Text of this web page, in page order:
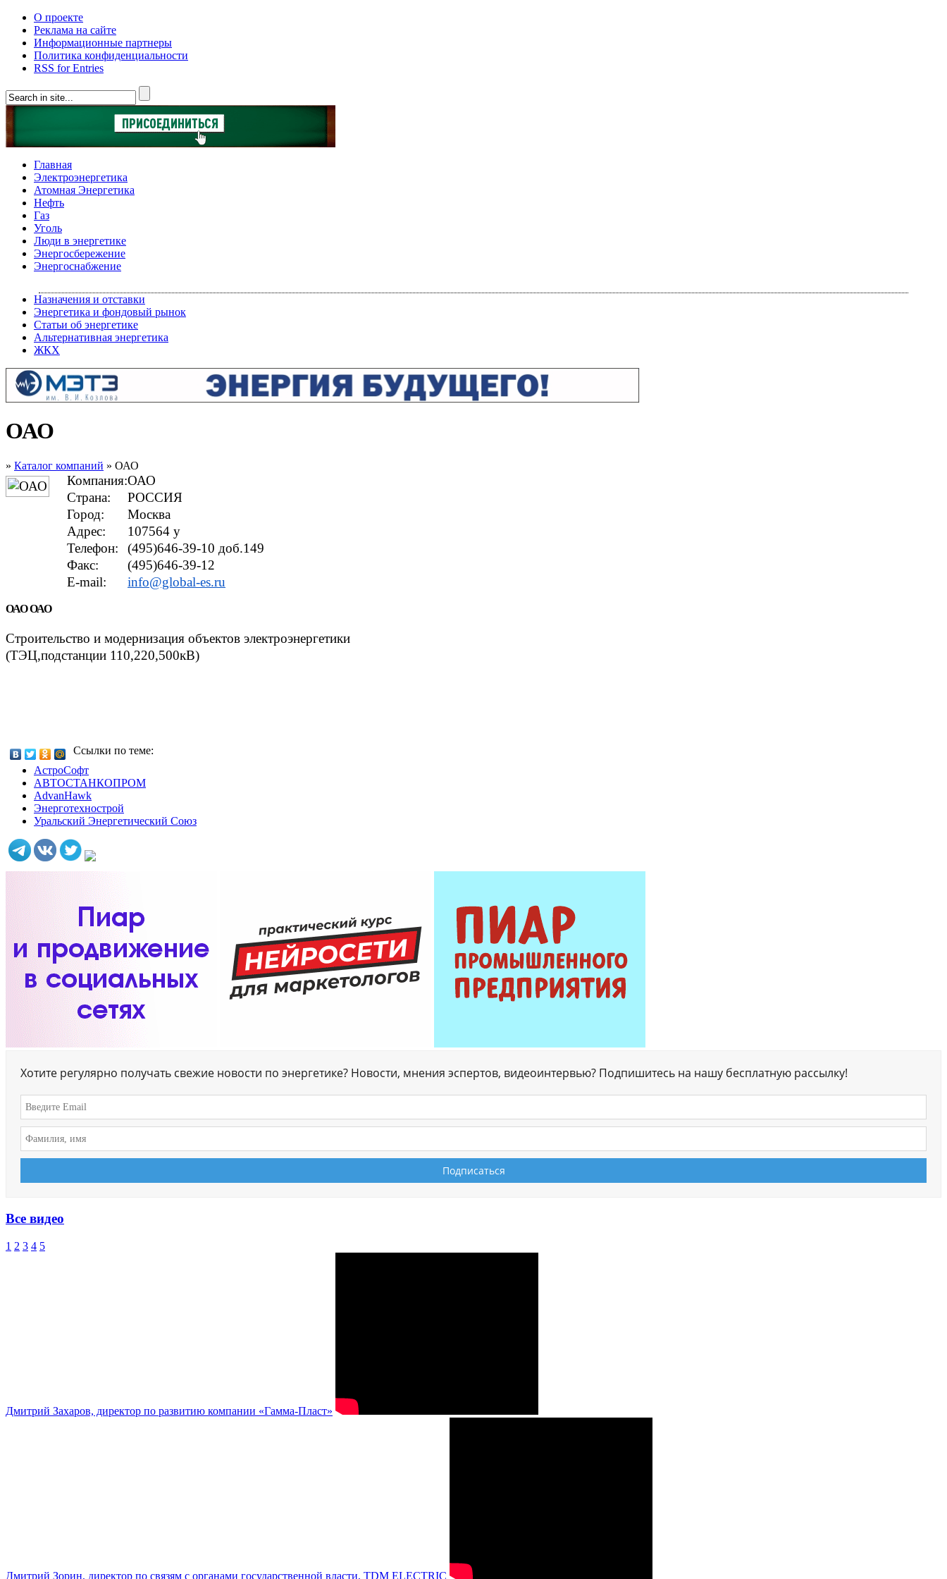
О проекте
Реклама на сайте
Информационные партнеры
Политика конфиденциальности
RSS for Entries
Главная
Электроэнергетика
Атомная Энергетика
Нефть
Газ
Уголь
Люди в энергетике
Энергосбережение
Энергоснабжение
Назначения и отставки
Энергетика и фондовый рынок
Статьи об энергетике
Альтернативная энергетика
ЖКХ
ОАО
» Каталог компаний » ОАО
Компания:ОАО
Страна:
РОССИЯ
Город:
Москва
Адрес:
107564 у
Телефон:
(495)646-39-10 доб.149
Факс:
(495)646-39-12
E-mail:
info@global-es.ru
ОАО ОАО
Cтроительство и модернизация объектов электроэнергетики
(ТЭЦ,подстанции 110,220,500кВ)
Ссылки по теме:
АстроСофт
АВТОСТАНКОПРОМ
AdvanHawk
Энерготехнострой
Уральский Энергетический Союз
Хотите регулярно получать свежие новости по энергетике? Новости, мнения эспертов, видеоинтервью? Подпишитесь на нашу бесплатную рассылку!
Все видео
1 2 3 4 5
Дмитрий Захаров, директор по развитию компании «Гамма-Пласт»
Дмитрий Зорин, директор по связям с органами государственной власти, TDM ELECTRIC